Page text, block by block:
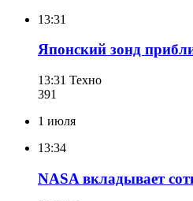
13:31
Японский зонд
13:31 Техно
391
1 июля
13:34
NASA вкладывает